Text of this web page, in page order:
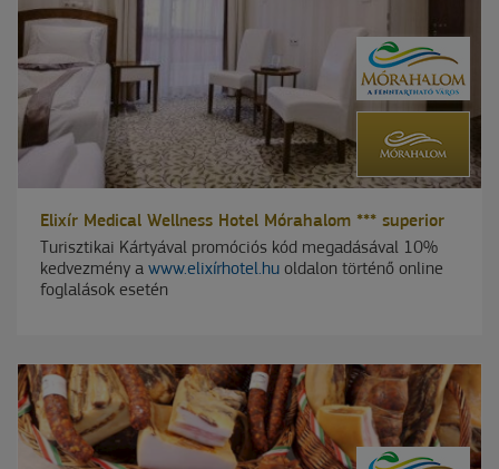
Elixír Medical Wellness Hotel Mórahalom *** superior
Turisztikai Kártyával promóciós kód megadásával 10%
kedvezmény a www.elixírhotel.hu oldalon történő online
foglalások esetén